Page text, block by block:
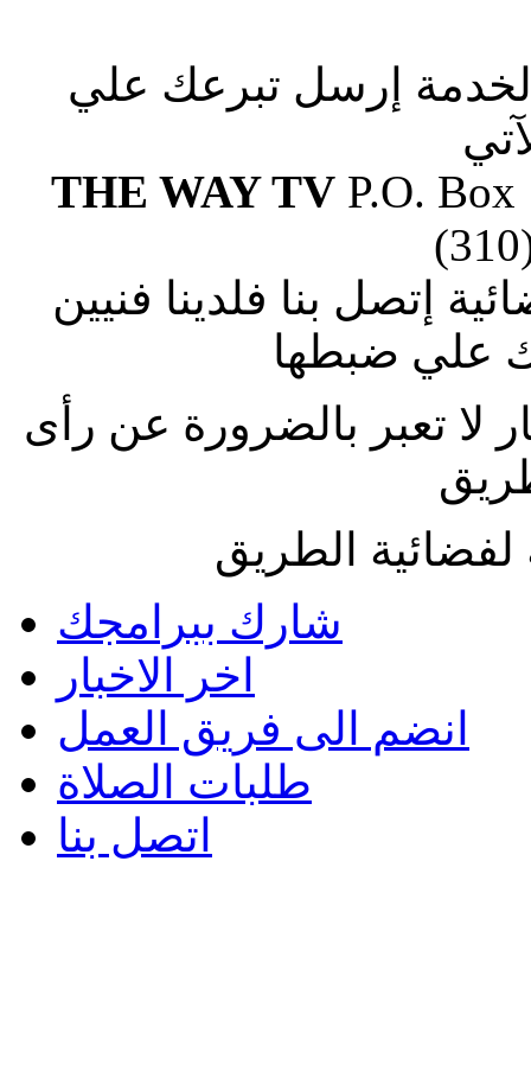
إرسل تبرعك علي
THE WAY TVP.O. Box
إتصل بنا فلدينا فنيين
علي ضبطها
لا تعبر بالضرورة عن رأى
الطريق
شارك ببرامجك
اخر الاخبار
انضم الى فريق العمل
طلبات الصلاة
اتصل بنا